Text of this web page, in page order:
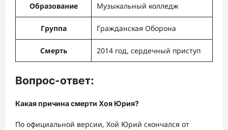
Образование Музыкальный колледж
Группа Гражданская Оборона
Смерть 2014 год, сердечный приступ
Вопрос-ответ:
Какая причина смерти Хоя Юрия?
По официальной версии, Хой Юрий скончался от